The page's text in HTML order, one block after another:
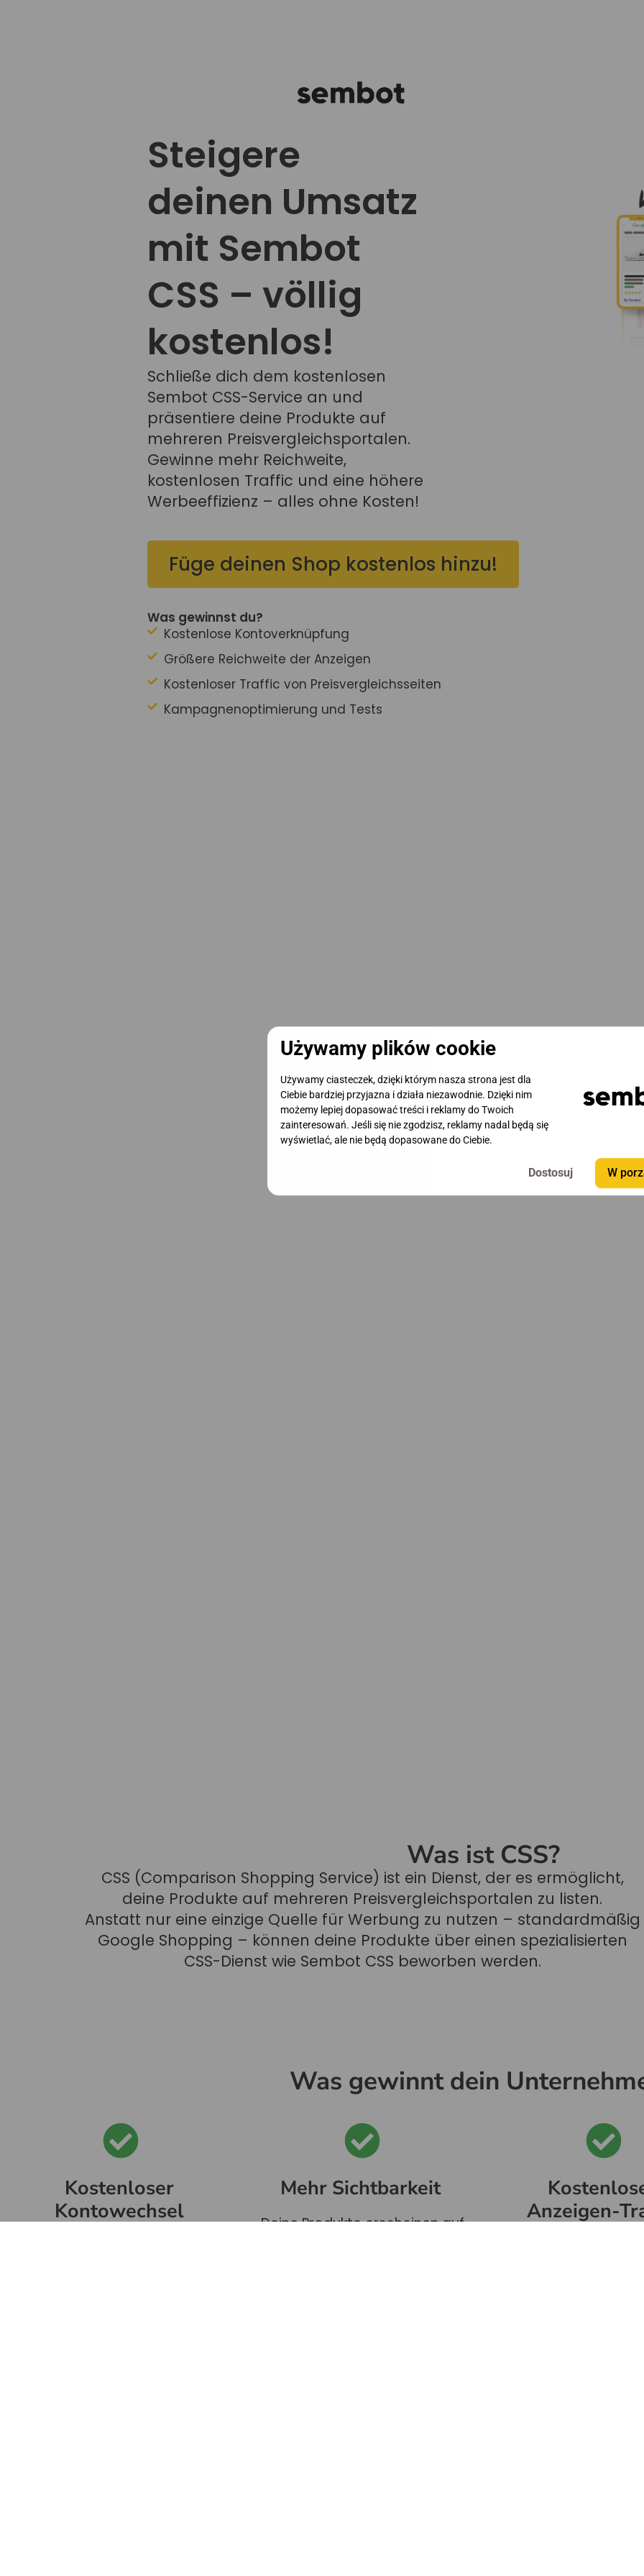
Używamy plików cookie
Używamy ciasteczek, dzięki którym nasza strona jest dla
Ciebie bardziej przyjazna i działa niezawodnie. Dzięki nim
możemy lepiej dopasować treści i reklamy do Twoich
zainteresowań. Jeśli się nie zgodzisz, reklamy nadal będą się
wyświetlać, ale nie będą dopasowane do Ciebie.
W
Steigere
deinen Umsatz
mit Sembot
CSS – völlig
kostenlos!
Schließe dich dem kostenlosen
Sembot CSS-Service an und
präsentiere deine Produkte auf
mehreren Preisvergleichsportalen.
Gewinne mehr Reichweite,
kostenlosen Traffic und eine höhere
Werbeeffizienz – alles ohne Kosten!
Füge deinen Shop kostenlos hinzu!
Was gewinnst du?
Kostenlose Kontoverknüpfung
Größere Reichweite der Anzeigen
Kostenloser Traffic von Preisvergleichsseiten
Kampagnenoptimierung und Tests
Was ist CSS?
CSS (Comparison Shopping Service) ist ein Dienst, der es ermöglicht,
deine Produkte auf mehreren Preisvergleichsportalen zu listen.
Anstatt nur eine einzige Quelle für Werbung zu nutzen – standardmäßig
Google Shopping – können deine Produkte über einen spezialisierten
CSS-Dienst wie Sembot CSS beworben werden.
Was gewinnt dein
Kostenloser
Kontowechsel
Mehr Sichtbarkeit
Deine Produkte erscheinen auf
Anzeigen-